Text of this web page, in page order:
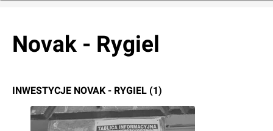
Novak - Rygiel
INWESTYCJE NOVAK - RYGIEL (1)